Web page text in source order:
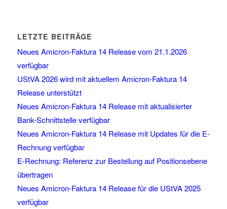
LETZTE BEITRÄGE
Neues Amicron-Faktura 14 Release vom 21.1.2026
verfügbar
UStVA 2026 wird mit aktuellem Amicron-Faktura 14
Release unterstützt
Neues Amicron-Faktura 14 Release mit aktualisierter
Bank-Schnittstelle verfügbar
Neues Amicron-Faktura 14 Release mit Updates für die E-
Rechnung verfügbar
E-Rechnung: Referenz zur Bestellung auf Positionsebene
übertragen
Neues Amicron-Faktura 14 Release für die UStVA 2025
verfügbar